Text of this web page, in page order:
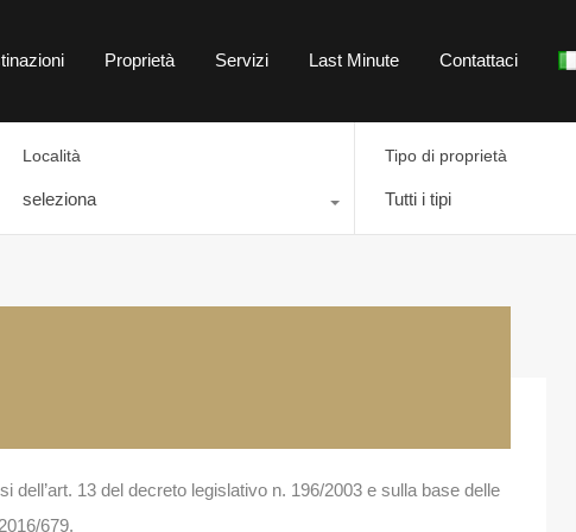
Proprietà Servizi Last Minute Contattaci
Località
seleziona
Tipo di proprietà
Tutti i tipi
dell’art. 13 del decreto legislativo n. 196/2003 e sulla base delle
679.